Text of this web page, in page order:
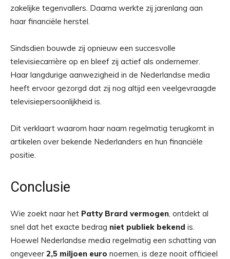
zakelijke tegenvallers. Daarna werkte zij jarenlang aan
haar financiële herstel.
Sindsdien bouwde zij opnieuw een succesvolle
televisiecarrière op en bleef zij actief als ondernemer.
Haar langdurige aanwezigheid in de Nederlandse media
heeft ervoor gezorgd dat zij nog altijd een veelgevraagde
televisiepersoonlijkheid is.
Dit verklaart waarom haar naam regelmatig terugkomt in
artikelen over bekende Nederlanders en hun financiële
positie.
Conclusie
Wie zoekt naar het Patty Brard vermogen, ontdekt al
snel dat het exacte bedrag niet publiek bekend is.
Hoewel Nederlandse media regelmatig een schatting van
ongeveer 2,5 miljoen euro noemen, is deze nooit officieel